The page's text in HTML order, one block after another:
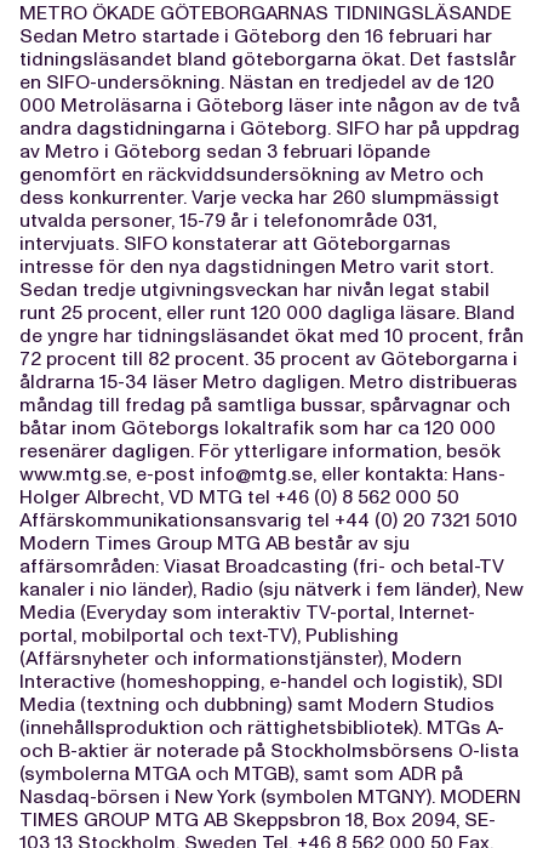
METRO ÖKADE GÖTEBORGARNAS TIDNINGSLÄSANDE
Sedan Metro startade i Göteborg den 16 februari har
tidningsläsandet bland göteborgarna ökat. Det fastslår
en SIFO-undersökning. Nästan en tredjedel av de 120
000 Metroläsarna i Göteborg läser inte någon av de två
andra dagstidningarna i Göteborg. SIFO har på uppdrag
av Metro i Göteborg sedan 3 februari löpande
genomfört en räckviddsundersökning av Metro och
dess konkurrenter. Varje vecka har 260 slumpmässigt
utvalda personer, 15-79 år i telefonområde 031,
intervjuats. SIFO konstaterar att Göteborgarnas
intresse för den nya dagstidningen Metro varit stort.
Sedan tredje utgivningsveckan har nivån legat stabil
runt 25 procent, eller runt 120 000 dagliga läsare. Bland
de yngre har tidningsläsandet ökat med 10 procent, från
72 procent till 82 procent. 35 procent av Göteborgarna i
åldrarna 15-34 läser Metro dagligen. Metro distribueras
måndag till fredag på samtliga bussar, spårvagnar och
båtar inom Göteborgs lokaltrafik som har ca 120 000
resenärer dagligen. För ytterligare information, besök
www.mtg.se, e-post info@mtg.se, eller kontakta: Hans-
Holger Albrecht, VD MTG tel +46 (0) 8 562 000 50
Affärskommunikationsansvarig tel +44 (0) 20 7321 5010
Modern Times Group MTG AB består av sju
affärsområden: Viasat Broadcasting (fri- och betal-TV
kanaler i nio länder), Radio (sju nätverk i fem länder), New
Media (Everyday som interaktiv TV-portal, Internet-
portal, mobilportal och text-TV), Publishing
(Affärsnyheter och informationstjänster), Modern
Interactive (homeshopping, e-handel och logistik), SDI
Media (textning och dubbning) samt Modern Studios
(innehållsproduktion och rättighetsbibliotek). MTGs A-
och B-aktier är noterade på Stockholmsbörsens O-lista
(symbolerna MTGA och MTGB), samt som ADR på
Nasdaq-börsen i New York (symbolen MTGNY). MODERN
TIMES GROUP MTG AB Skeppsbron 18, Box 2094, SE-
103 13 Stockholm, Sweden Tel. +46 8 562 000 50 Fax.